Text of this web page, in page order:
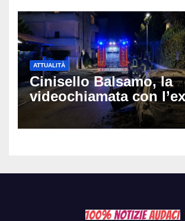
ATTUALITÀ
Cinisello Balsamo, la
videochiamata con l’ex
fidanzata e il dramma:
lotta tra la vita e la